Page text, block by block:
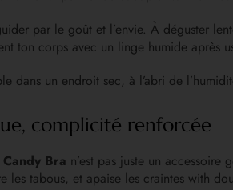
par le goût et l’envie. À déguster
ton corps avec un linge humide après
dans un endroit sec, à l’abri de
complicité renforcée
Bra n’est pas juste un
les tabous, et apaise les craintes with